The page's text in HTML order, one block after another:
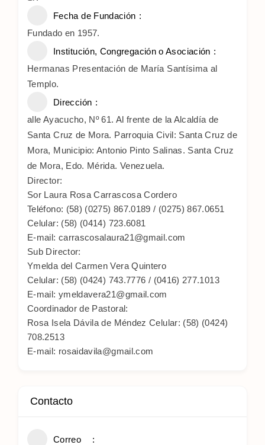
Fecha de Fundación
Fundado en 1957.
Institución, Congregación o Asociación
Hermanas Presentación de María Santísima al
Templo.
Dirección
alle Ayacucho, Nº 61. Al frente de la Alcaldía de
Santa Cruz de Mora. Parroquia Civil: Santa Cruz de
Mora, Municipio: Antonio Pinto Salinas. Santa Cruz
de Mora, Edo. Mérida. Venezuela.
Director:
Sor Laura Rosa Carrascosa Cordero
Teléfono: (58) (0275) 867.0189 / (0275) 867.0651
Celular: (58) (0414) 723.6081
E-mail: carrascosalaura21@gmail.com
Sub Director:
Ymelda del Carmen Vera Quintero
Celular: (58) (0424) 743.7776 / (0416) 277.1013
E-mail: ymeldavera21@gmail.com
Coordinador de Pastoral:
Rosa Isela Dávila de Méndez Celular: (58) (0424)
708.2513
E-mail: rosaidavila@gmail.com
Contacto
Correo